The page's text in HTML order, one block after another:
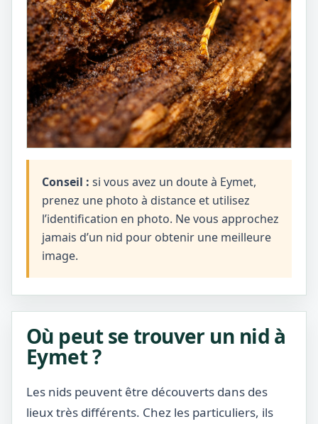
Conseil : si vous avez un doute à Eymet,
prenez une photo à distance et utilisez
l’identification en photo. Ne vous approchez
jamais d’un nid pour obtenir une meilleure
image.
Où peut se trouver un nid à
Eymet ?
Les nids peuvent être découverts dans des
lieux très différents. Chez les particuliers, ils